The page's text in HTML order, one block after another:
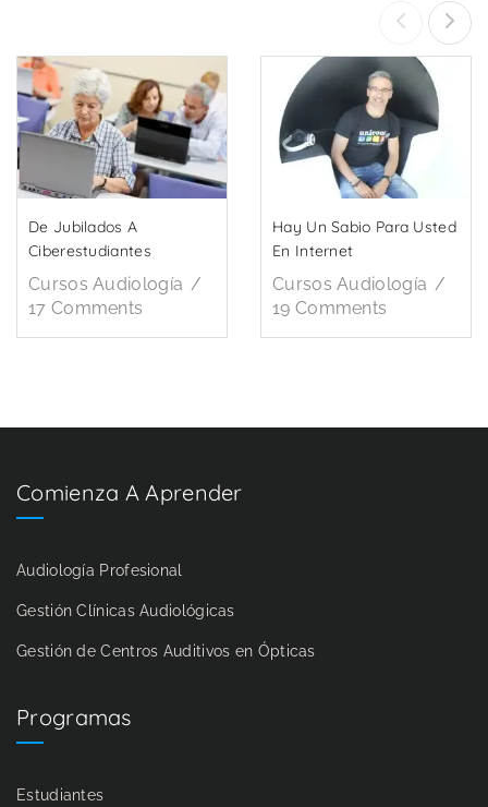
De Jubilados A
Ciberestudiantes
Cursos Audiología
17 Comments
Hay Un Sabio Para Usted
En Internet
Cursos Audiología
19 Comments
Comienza A Aprender
Audiología Profesional
Gestión Clínicas Audiológicas
Gestión de Centros Auditivos en Ópticas
Programas
Estudiantes